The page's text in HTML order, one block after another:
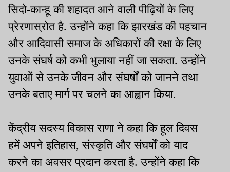
सिदो-कान्हू की शहादत आने वाली पीढ़ियों के लिए
प्रेरणास्रोत है. उन्होंने कहा कि झारखंड की पहचान
और आदिवासी समाज के अधिकारों की रक्षा के लिए
उनके संघर्ष को कभी भुलाया नहीं जा सकता. उन्होंने
युवाओं से उनके जीवन और संघर्षों को जानने तथा
उनके बताए मार्ग पर चलने का आह्वान किया.
केंद्रीय सदस्य विकास राणा ने कहा कि हूल दिवस
हमें अपने इतिहास, संस्कृति और संघर्षों को याद
करने का अवसर प्रदान करता है. उन्होंने कहा कि